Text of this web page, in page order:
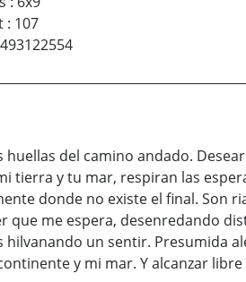
: 107
del camino andado.
tierra y tu mar, respiran las
donde no existe el final. Son
me espera, desenredando
un sentir. Presumida
y mi mar. Y alcanzar